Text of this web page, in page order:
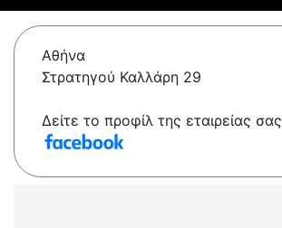
Αθήνα
Στρατηγού Καλλάρη 29
Δείτε το προφίλ της εταιρείας σας